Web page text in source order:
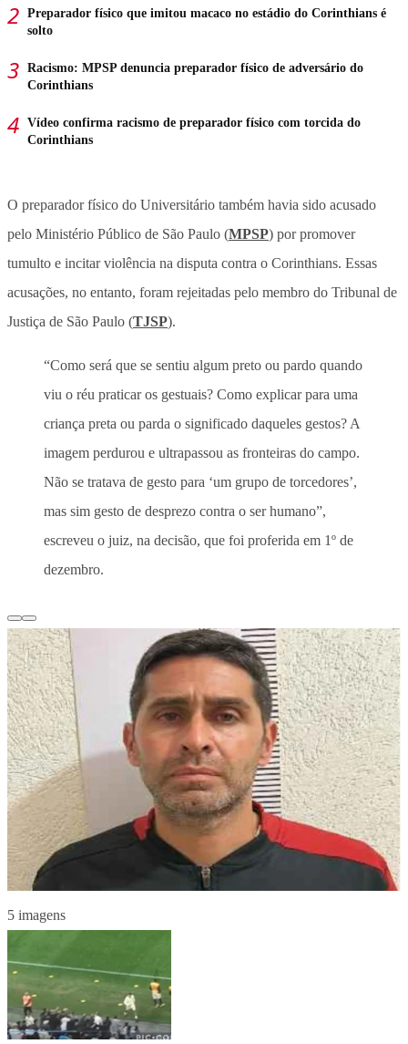
Preparador físico que imitou macaco no estádio do Corinthians é
solto
Racismo: MPSP denuncia preparador físico de adversário do
Corinthians
Vídeo confirma racismo de preparador físico com torcida do
Corinthians
O preparador físico do Universitário também havia sido acusado
pelo Ministério Público de São Paulo (MPSP) por promover
tumulto e incitar violência na disputa contra o Corinthians. Essas
acusações, no entanto, foram rejeitadas pelo membro do Tribunal de
Justiça de São Paulo (TJSP).
“Como será que se sentiu algum preto ou pardo quando
viu o réu praticar os gestuais? Como explicar para uma
criança preta ou parda o significado daqueles gestos? A
imagem perdurou e ultrapassou as fronteiras do campo.
Não se tratava de gesto para ‘um grupo de torcedores’,
mas sim gesto de desprezo contra o ser humano”,
escreveu o juiz, na decisão, que foi proferida em 1º de
dezembro.
5 imagens